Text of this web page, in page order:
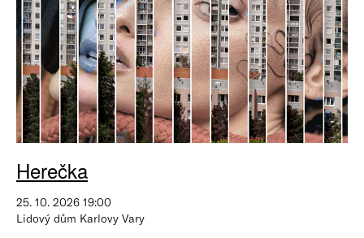
Herečka
25. 10. 2026 19:00
Lidový dům Karlovy Vary